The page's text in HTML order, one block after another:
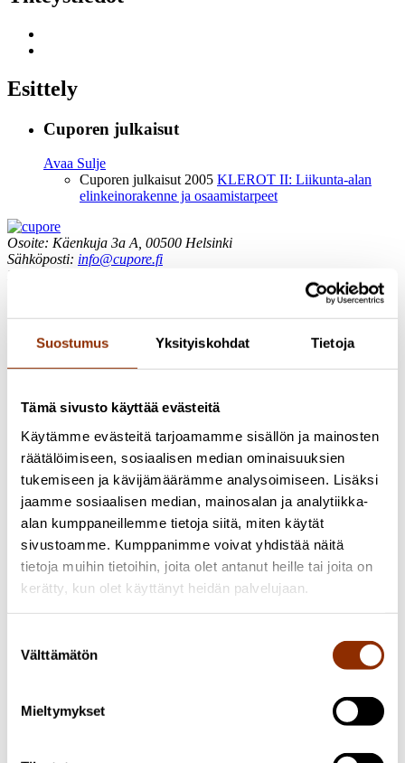
Suostumus Yksityiskohdat Tietoja
Tämä sivusto käyttää evästeitä
Käytämme evästeitä tarjoamamme sisällön ja mainosten
räätälöimiseen, sosiaalisen median ominaisuuksien
tukemiseen ja kävijämäärämme analysoimiseen. Lisäksi
jaamme sosiaalisen median, mainosalan ja analytiikka-
alan kumppaneillemme tietoja siitä, miten käytät
sivustoamme. Kumppanimme voivat yhdistää näitä
tietoja muihin tietoihin, joita olet antanut heille tai joita on
kerätty, kun olet käyttänyt heidän palvelujaan.
valinta
Välttämätön
Mieltymykset
Esittely
Cuporen julkaisut
Avaa Sulje
Cuporen julkaisut 2005 KLEROT II: Liikunta-alan
elinkeinorakenne ja osaamistarpeet
Osoite: Käenkuja 3a A, 00500 Helsinki
Sähköposti: info@cupore.fi
Puhelin: